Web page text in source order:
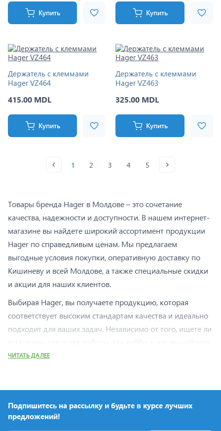
Купить Купить
Держатель с клеммами
Hager VZ464
415.00 MDL
Купить
Держатель с клеммами
Hager VZ463
325.00 MDL
Купить
1 2 3 4 5
Товары бренда Hager в Молдове – это сочетание
качества, надежности и доступности. В нашем интернет-
магазине вы найдете широкий ассортимент продукции
Hager по справедливым ценам. Мы предлагаем
выгодные условия покупки, оперативную доставку по
Кишиневу и всей Молдове, а также специальные скидки
и акции для наших клиентов.
Выбирая Hager, вы получаете продукцию, которая
соответствует высоким стандартам качества и идеально
подходит для ваших задач. Независимо от того, ищете ли
всё необходимое.
надежности сервиса, быстроте обработки заказов и
ЧИТАТЬ ДАЛЕЕ
Подпишитесь на рассылку и будьте в курсе лучших
предложений!